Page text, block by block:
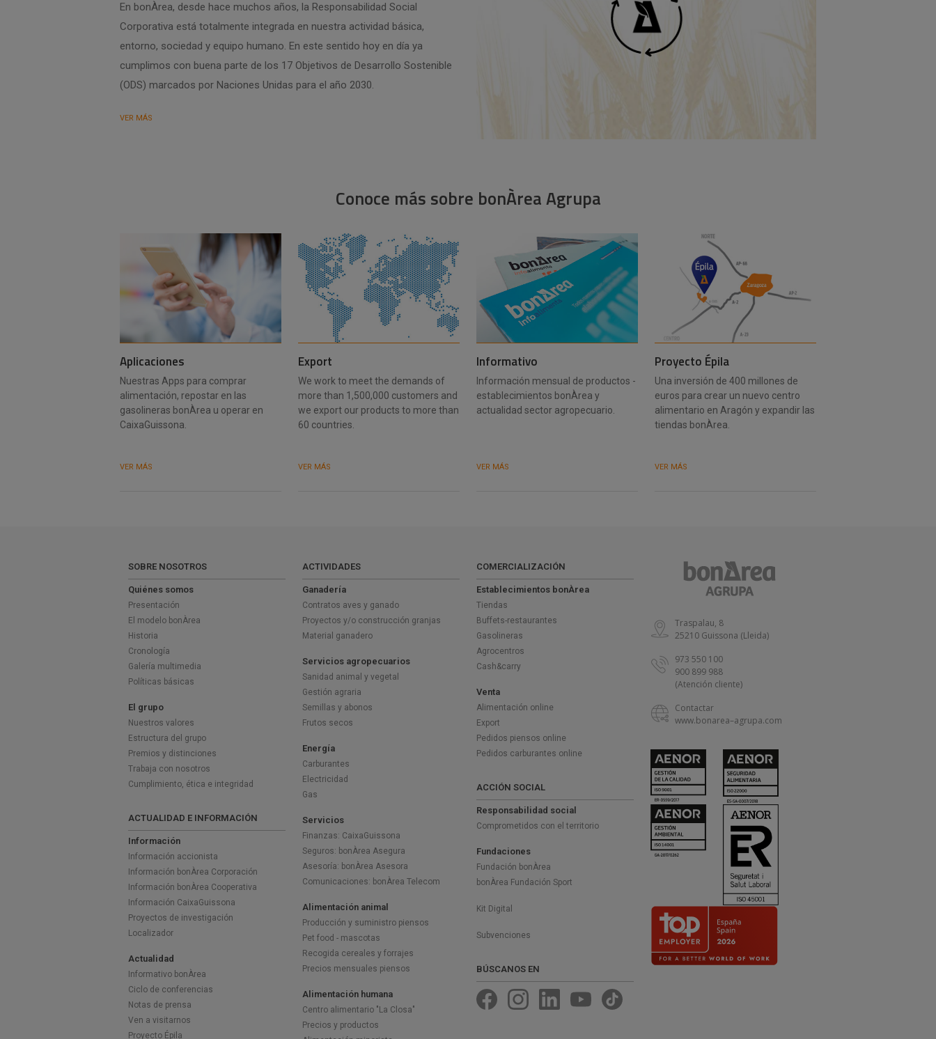
En bonÀrea, desde hace muchos años, la Responsabilidad Social
Corporativa está totalmente integrada en nuestra actividad básica,
entorno, sociedad y equipo humano. En este sentido hoy en día ya
cumplimos con buena parte de los 17 Objetivos de Desarrollo Sostenible
(ODS) marcados por Naciones Unidas para el año 2030.
VER MÁS
Conoce más sobre bonÀrea Agrupa
Aplicaciones
Nuestras Apps para comprar
alimentación, repostar en las
gasolineras bonÀrea u operar en
CaixaGuissona.
VER MÁS
Export
We work to meet the demands of
more than 1,500,000 customers and
we export our products to more than
60 countries.
VER MÁS
Informativo
Información mensual de productos -
establecimientos bonÀrea y
actualidad sector agropecuario.
VER MÁS
Proyecto Épila
Una inversión de 400 millones de
euros para crear un nuevo centro
alimentario en Aragón y expandir las
tiendas bonÀrea.
VER MÁS
SOBRE NOSOTROS
Quiénes somos
Presentación
El modelo bonÀrea
Historia
Cronología
Galería multimedia
Políticas básicas
El grupo
Nuestros valores
Estructura del grupo
Premios y distinciones
Trabaja con nosotros
Cumplimiento, ética e integridad
ACTUALIDAD E INFORMACIÓN
Información
Información accionista
Información bonÀrea Corporación
Información bonÀrea Cooperativa
Información CaixaGuissona
Proyectos de investigación
Localizador
Actualidad
Informativo bonÀrea
Ciclo de conferencias
Notas de prensa
Ven a visitarnos
Proyecto Épila
ACTIVIDADES
Ganadería
Contratos aves y ganado
Proyectos y/o construcción granjas
Material ganadero
Servicios agropecuarios
Sanidad animal y vegetal
Gestión agraria
Semillas y abonos
Frutos secos
Energía
Carburantes
Electricidad
Gas
Servicios
Finanzas: CaixaGuissona
Seguros: bonÀrea Asegura
Asesoría: bonÀrea Asesora
Comunicaciones: bonÀrea Telecom
Alimentación animal
Producción y suministro piensos
Pet food - mascotas
Recogida cereales y forrajes
Precios mensuales piensos
Alimentación humana
Centro alimentario "La Closa"
Precios y productos
COMERCIALIZACIÓN
Establecimientos bonÀrea
Tiendas
Buffets-restaurantes
Gasolineras
Agrocentros
Cash&carry
Venta
Alimentación online
Export
Pedidos piensos online
Pedidos carburantes online
ACCIÓN SOCIAL
Responsabilidad social
Comprometidos con el territorio
Fundaciones
Fundación bonÀrea
bonÀrea Fundación Sport
Kit Digital
Subvenciones
BÚSCANOS EN
Traspalau, 8
25210 Guissona (Lleida)
973 550 100
900 899 988
(Atención cliente)
Contactar
www.bonarea–agrupa.com